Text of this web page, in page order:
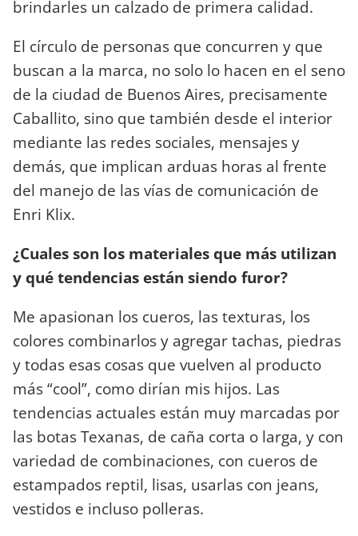
brindarles un calzado de primera calidad.
El círculo de personas que concurren y que
buscan a la marca, no solo lo hacen en el seno
de la ciudad de Buenos Aires, precisamente
Caballito, sino que también desde el interior
mediante las redes sociales, mensajes y
demás, que implican arduas horas al frente
del manejo de las vías de comunicación de
Enri Klix.
¿Cuales son los materiales que más utilizan
y qué tendencias están siendo furor?
Me apasionan los cueros, las texturas, los
colores combinarlos y agregar tachas, piedras
y todas esas cosas que vuelven al producto
más “cool”, como dirían mis hijos. Las
tendencias actuales están muy marcadas por
las botas Texanas, de caña corta o larga, y con
variedad de combinaciones, con cueros de
estampados reptil, lisas, usarlas con jeans,
vestidos e incluso polleras.